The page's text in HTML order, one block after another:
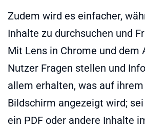
Zudem wird es einfacher,
Inhalte zu durchsuchen und
Mit Lens in Chrome und dem
Nutzer Fragen stellen und
allem erhalten, was auf
Bildschirm angezeigt wird;
ein PDF oder andere Inhalte